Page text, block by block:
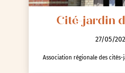
Cité-jardin
27/05/
Association régionale des